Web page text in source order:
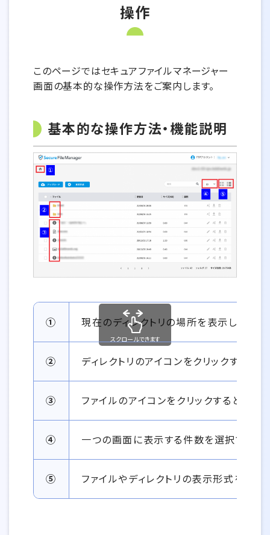
操作
このページではセキュアファイルマネージャー
画面の基本的な操作方法をご案内します。
基本的な操作方法・機能説明
操作方法・機能説明一覧
①
現在のディレクトリの場所を表示していま
② ディレクトリのアイコンをクリックすると
③ ファイルのアイコンをクリックすると、内
④ 一つの画面に表示する件数を選択できま
⑤ ファイルやディレクトリの表示形式を変更
スクロールできます